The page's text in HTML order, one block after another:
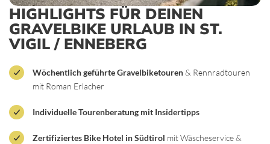
HIGHLIGHTS FÜR DEINEN
GRAVELBIKE URLAUB IN ST.
VIGIL / ENNEBERG
Wöchentlich geführte Gravelbiketouren& Rennradtouren
mit Roman Erlacher
Individuelle Tourenberatung mit Insidertipps
Zertifiziertes Bike Hotel in Südtirol mit Wäscheservice &